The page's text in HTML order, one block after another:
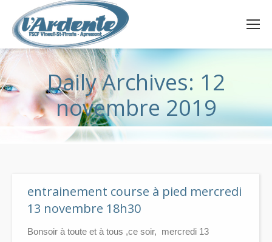
Daily Archives: 12
novembre 2019
entrainement course à pied mercredi
13 novembre 18h30
Bonsoir à toute et à tous ,ce soir, mercredi 13